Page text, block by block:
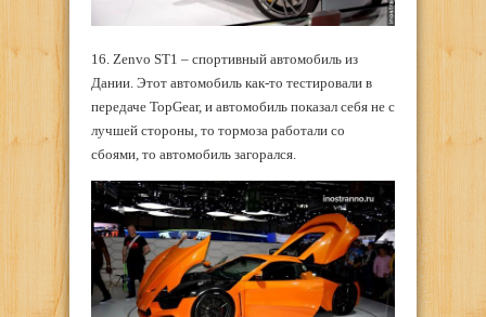
16. Zenvo ST1 – спортивный автомобиль из
Дании. Этот автомобиль как-то тестировали в
передаче TopGear, и автомобиль показал себя не с
лучшей стороны, то тормоза работали со
сбоями, то автомобиль загорался.